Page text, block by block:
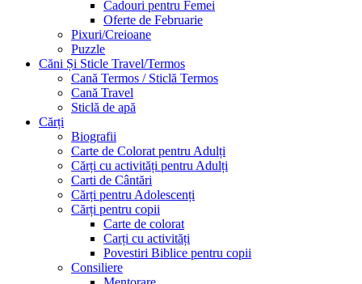
Cadouri pentru Femei
Oferte de Februarie
Pixuri/Creioane
Puzzle
Căni Și Sticle Travel/Termos
Cană Termos / Sticlă Termos
Cană Travel
Sticlă de apă
Cărți
Biografii
Carte de Colorat pentru Adulți
Cărți cu activități pentru Adulți
Carti de Cântări
Cărți pentru Adolescenți
Cărți pentru copii
Carte de colorat
Carți cu activități
Povestiri Biblice pentru copii
Consiliere